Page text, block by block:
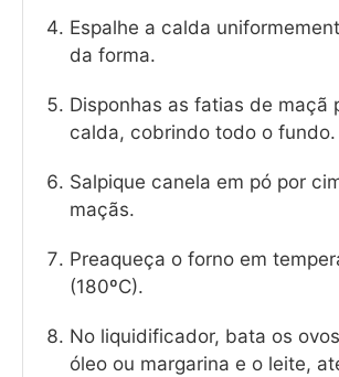
Espalhe a calda
da forma.
Disponhas as fatias de maçã
calda, cobrindo todo o fundo.
Salpique canela em pó por
maçãs.
Preaqueça o forno em
(180ºC).
No liquidificador, bata os
óleo ou margarina e o leite,